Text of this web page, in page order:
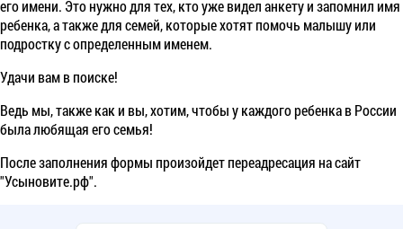
его имени. Это нужно для тех, кто уже видел анкету и запомнил имя
ребенка, а также для семей, которые хотят помочь малышу или
подростку с определенным именем.
Удачи вам в поиске!
Ведь мы, также как и вы, хотим, чтобы у каждого ребенка в России
была любящая его семья!
После заполнения формы произойдет переадресация на сайт
"Усыновите.рф".